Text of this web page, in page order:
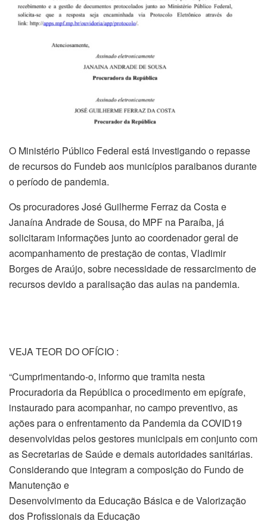
O Ministério Público Federal está investigando o repasse
de recursos do Fundeb aos municípios paraibanos durante
o período de pandemia.
Os procuradores José Guilherme Ferraz da Costa e
Janaína Andrade de Sousa, do MPF na Paraíba, já
solicitaram informações junto ao coordenador geral de
acompanhamento de prestação de contas, Vladimir
Borges de Araújo, sobre necessidade de ressarcimento de
recursos devido a paralisação das aulas na pandemia.
VEJA TEOR DO OFÍCIO :
“Cumprimentando-o, informo que tramita nesta
Procuradoria da República o procedimento em epígrafe,
instaurado para acompanhar, no campo preventivo, as
ações para o enfrentamento da Pandemia da COVID19
desenvolvidas pelos gestores municipais em conjunto com
as Secretarias de Saúde e demais autoridades sanitárias.
Considerando que integram a composição do Fundo de
Manutenção e
Desenvolvimento da Educação Básica e de Valorização
dos Profissionais da Educação